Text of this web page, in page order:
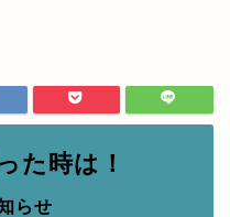
た時は！
らせ